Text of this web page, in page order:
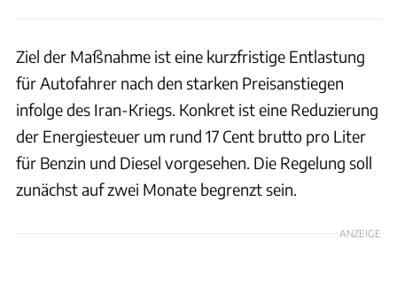
Ziel der Maßnahme ist eine kurzfristige Entlastung
für Autofahrer nach den starken Preisanstiegen
infolge des Iran-Kriegs. Konkret ist eine Reduzierung
der Energiesteuer um rund 17 Cent brutto pro Liter
für Benzin und Diesel vorgesehen. Die Regelung soll
zunächst auf zwei Monate begrenzt sein.
ANZEIGE